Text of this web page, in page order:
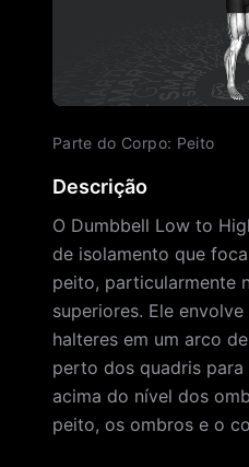
Parte do Corpo: Peito
Descrição
O Dumbbell Low to
de isolamento que
peito, particularmente
superiores. Ele
halteres em um arco
perto dos quadris
acima do nível dos
peito, os ombros e o